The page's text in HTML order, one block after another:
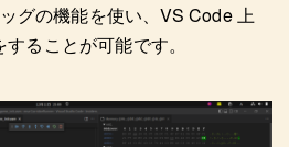
グの機能を使い、VS Code 上
ることが可能です。